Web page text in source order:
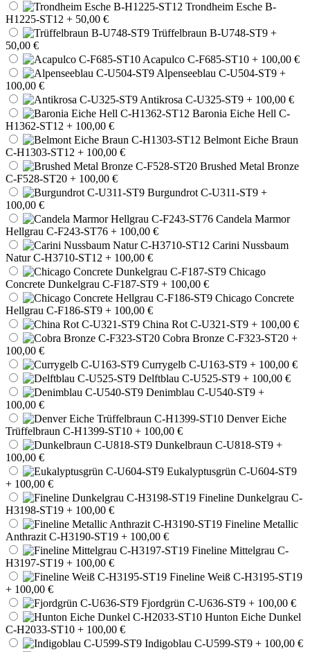
Trondheim Esche B-
H1225-ST12 + 50,00 €
Trüffelbraun B-U748-ST9 +
50,00 €
Acapulco C-F685-ST10 + 100,00 €
Alpenseeblau C-U504-ST9 +
100,00 €
Antikrosa C-U325-ST9 + 100,00 €
Baronia Eiche Hell C-
H1362-ST12 + 100,00 €
Belmont Eiche Braun
C-H1303-ST12 + 100,00 €
Brushed Metal Bronze
C-F528-ST20 + 100,00 €
Burgundrot C-U311-ST9 +
100,00 €
Candela Marmor
Hellgrau C-F243-ST76 + 100,00 €
Carini Nussbaum
Natur C-H3710-ST12 + 100,00 €
Chicago
Concrete Dunkelgrau C-F187-ST9 + 100,00 €
Chicago Concrete
Hellgrau C-F186-ST9 + 100,00 €
China Rot C-U321-ST9 + 100,00 €
Cobra Bronze C-F323-ST20 +
100,00 €
Currygelb C-U163-ST9 + 100,00 €
Delftblau C-U525-ST9 + 100,00 €
Denimblau C-U540-ST9 +
100,00 €
Denver Eiche
Trüffelbraun C-H1399-ST10 + 100,00 €
Dunkelbraun C-U818-ST9 +
100,00 €
Eukalyptusgrün C-U604-ST9
+ 100,00 €
Fineline Dunkelgrau C-
H3198-ST19 + 100,00 €
Fineline Metallic
Anthrazit C-H3190-ST19 + 100,00 €
Fineline Mittelgrau C-
H3197-ST19 + 100,00 €
Fineline Weiß C-H3195-ST19
+ 100,00 €
Fjordgrün C-U636-ST9 + 100,00 €
Hunton Eiche Dunkel
C-H2033-ST10 + 100,00 €
Indigoblau C-U599-ST9 + 100,00 €